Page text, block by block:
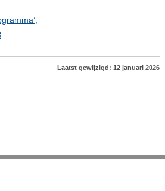
Laatst gewijzigd: 12 januari 2026